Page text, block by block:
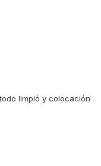
limpió y colocación